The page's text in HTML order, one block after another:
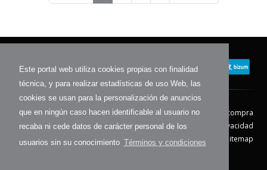
Este portal web utiliza cookies propias con finalidad
técnica, y para realizar estadísticas de uso Web, las
cookies se usan para la personalización de anuncios
que en ningún caso hacen identificable al usuario no
recaba ni cede datos de carácter personal de los
usuarios sin su conocimiento Términos y condiciones
Contacto Aviso Legal
Condiciones de compra
Política de envíos
Política de devolución
Política de Privacidad
Política de Cookies
Sitemap